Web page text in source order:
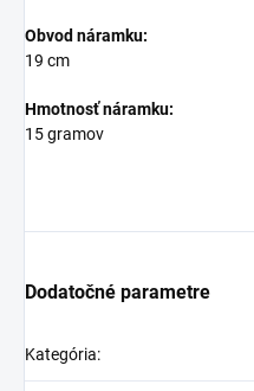
Obvod náramku:
19 cm
Hmotnosť náramku:
15 gramov
Dodatočné parametre
Kategória: